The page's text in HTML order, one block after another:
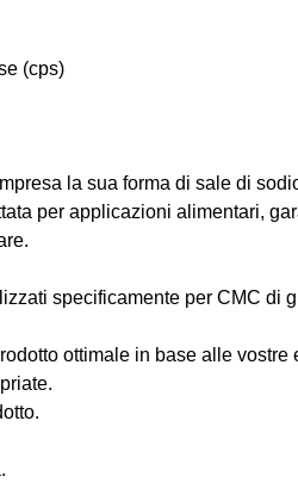
(cps)
la sua forma di sale di
per applicazioni alimentari,
specificamente per CMC di
ottimale in base alle vostre